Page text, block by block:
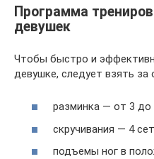
Программа
девушек
Чтобы быстро и
девушке, следует взять
разминка — от 3 до
скручивания — 4
подъемы ног в